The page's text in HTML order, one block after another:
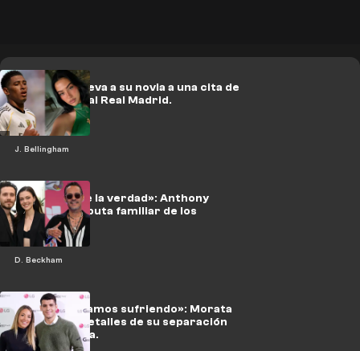
J. Bellingham
Bellingham lleva a su novia a una cita de
San Valentín al Real Madrid.
D. Beckham
«Difícilmente la verdad»: Anthony
aborda la disputa familiar de los
Beckham.
«Los dos estamos sufriendo»: Morata
desvela los detalles de su separación
con su esposa.